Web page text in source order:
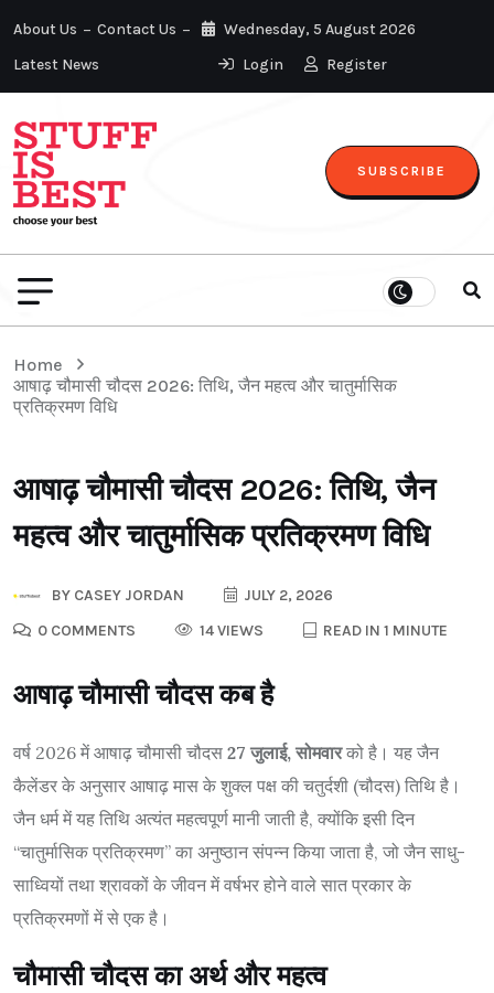
About Us
Contact Us
Latest News
Wednesday, 5 August 2026
Login
Register
SUBSCRIBE
Home
आषाढ़ चौमासी चौदस 2026: तिथि, जैन महत्व और चातुर्मासिक
प्रतिक्रमण विधि
आषाढ़ चौमासी चौदस 2026: तिथि, जैन
महत्व और चातुर्मासिक प्रतिक्रमण विधि
BY CASEY JORDAN
JULY 2, 2026
0 COMMENTS
14 VIEWS READ IN 1 MINUTE
आषाढ़ चौमासी चौदस कब है
वर्ष 2026 में आषाढ़ चौमासी चौदस 27 जुलाई, सोमवारको है। यह जैन
कैलेंडर के अनुसार आषाढ़ मास के शुक्ल पक्ष की चतुर्दशी (चौदस) तिथि है।
जैन धर्म में यह तिथि अत्यंत महत्वपूर्ण मानी जाती है, क्योंकि इसी दिन
“चातुर्मासिक प्रतिक्रमण” का अनुष्ठान संपन्न किया जाता है, जो जैन साधु-
साध्वियों तथा श्रावकों के जीवन में वर्षभर होने वाले सात प्रकार के
प्रतिक्रमणों में से एक है।
चौमासी चौदस का अर्थ और महत्व